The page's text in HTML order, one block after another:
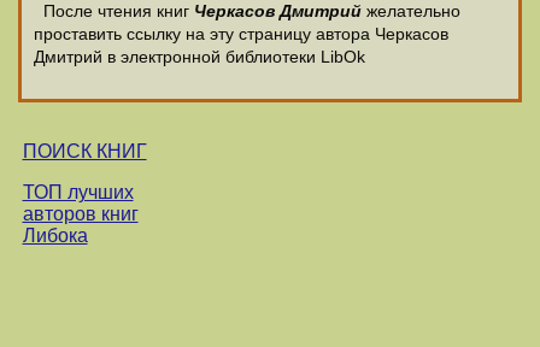
После чтения книг Черкасов Дмитрий желательно
проставить ссылку на эту страницу автора Черкасов
Дмитрий в электронной библиотеки LibOk
ПОИСК КНИГ
ТОП лучших
авторов книг
Либока